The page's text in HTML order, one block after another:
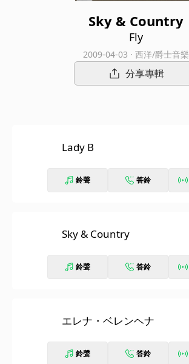
Sky & Country
Fly
2009-04-03 · 西洋/爵士音樂
分享專輯
Lady B
鈴聲 答鈴
Sky & Country
鈴聲 答鈴
エレナ・ベレンヘナ
鈴聲 答鈴